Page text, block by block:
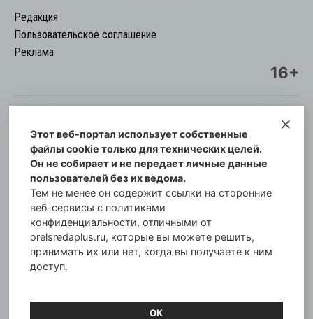
Редакция
Пользовательское соглашение
Реклама
16+
© Информационный городской портал
Орловская cреда-плюс, 2021-2026
Свидетельство о регистрации СМИ: ПИ №57-
00254 от 29 октября 2013 г.
Газета зарегистрирована Управлением
Федеральной службы по надзору в сфере связи,
информационных технологий и массовых
коммуникаций по Орловской области.
Главный редактор: Татьяна Филёва
Этот веб-портал использует собственные
файлы cookie только для технических целей.
Он не собирает и не передает личные данные
пользователей без их ведома.
Тем не менее он содержит ссылки на сторонние
веб-сервисы с политиками
конфиденциальности, отличными от
orelsredaplus.ru, которые вы можете решить,
принимать их или нет, когда вы получаете к ним
доступ.
ОК